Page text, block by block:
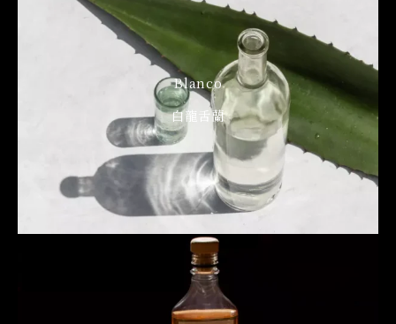
Blanco
白龍舌蘭